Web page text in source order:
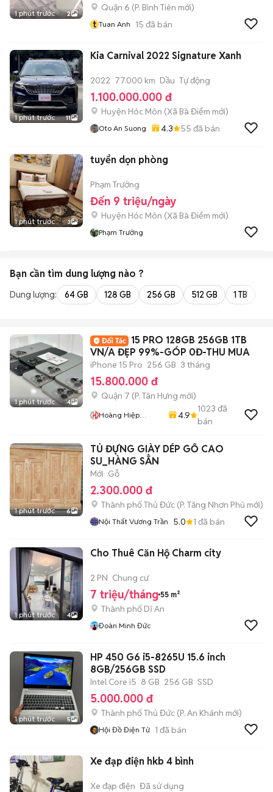
1 phút trước 2
Quận 6 (P. Bình Tiên mới)
t Tuan Anh 15 đã bán
1 phút trước 11
Kia Carnival 2022 Signature Xanh
2022 77.000 km Dầu Tự động
1.100.000.000 đ
Huyện Hóc Môn (Xã Bà Điểm mới)
Oto An Suong 4.3 55 đã bán
1 phút trước 3
tuyển dọn phòng
Phạm Trưởng
Đến 9 triệu/ngày
Huyện Hóc Môn (Xã Bà Điểm mới)
Phạm Trưởng
Bạn cần tìm dung lượng nào ?
Dung lượng: 64 GB 128 GB 256 GB 512 GB 1 TB
1 phút trước 4
15 PRO 128GB 256GB 1TB
VN/A ĐẸP 99%-GÓP 0Đ-THU MUA
iPhone 15 Pro 256 GB 3 tháng
15.800.000 đ
Quận 7 (P. Tân Hưng mới)
Hoàng Hiệp
4.9
1023 đã
bán
1 phút trước 6
TỦ ĐỰNG GIÀY DÉP GỔ CAO
SU_HÀNG SẲN
Mới Gỗ
2.300.000 đ
Thành phố Thủ Đức (P. Tăng Nhơn Phú mới)
Nội Thất Vương Trần 5.0 1 đã bán
1 phút trước 4
Cho Thuê Căn Hộ Charm city
2 PN Chung cư
7 triệu/tháng 55 m²
Thành phố Dĩ An
Đoàn Minh Đức
1 phút trước 5
HP 450 G6 i5-8265U 15.6 inch
8GB/256GB SSD
Intel Core i5 8 GB 256 GB SSD
5.000.000 đ
Thành phố Thủ Đức (P. An Khánh mới)
Hội Đồ Điện Tử 1 đã bán
Xe đạp điện hkb 4 bình
Xe đạp điện Đã sử dụng